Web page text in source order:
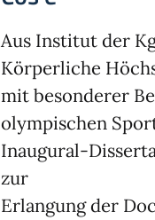
Aus Institut der
Körperliche
mit besonderer
olympischen
Inaugural-
zur
Erlangung der